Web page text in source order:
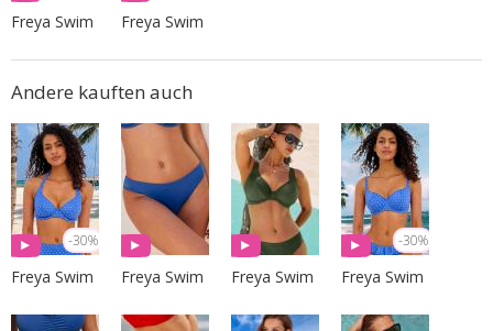
Freya Swim Freya Swim
Andere kauften auch
-30%
Freya Swim Freya Swim Freya Swim
-30%
Freya Swim